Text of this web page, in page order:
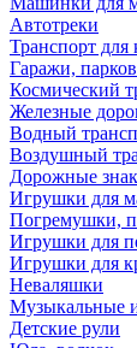
Автотреки
Транспорт для
Гаражи,
Космический
Железные
Водный
Воздушный
Дорожные
Игрушки для
Погремушки,
Игрушки для
Игрушки для
Неваляшки
Музыкальные
Детские рули